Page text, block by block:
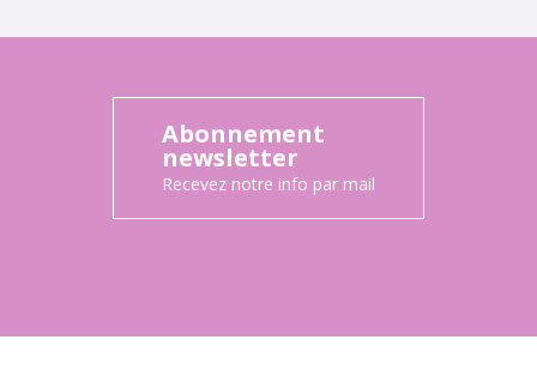
Abonnement
newsletter
Recevez notre info par mail